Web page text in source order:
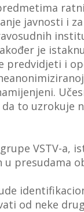
javnosti i
je
predvidjeti i
to uzrokuje
VSTV-a,
presudama
od neke